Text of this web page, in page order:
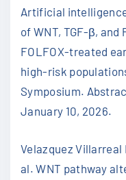
Artificial
of WNT, TGF-β,
FOLFOX-treated
high-risk
Symposium.
January 10, 2026.
Velazquez Villarreal
al. WNT pathway